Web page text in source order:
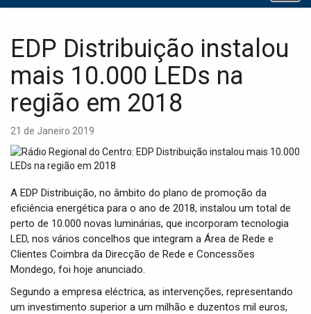
o
l
a
n
EDP Distribuição instalou
mais 10.000 LEDs na
região em 2018
21 de Janeiro 2019
A EDP Distribuição, no âmbito do plano de promoção da
eficiência energética para o ano de 2018, instalou um total de
perto de 10.000 novas luminárias, que incorporam tecnologia
LED, nos vários concelhos que integram a Área de Rede e
Clientes Coimbra da Direcção de Rede e Concessões
Mondego, foi hoje anunciado.
Segundo a empresa eléctrica, as intervenções, representando
um investimento superior a um milhão e duzentos mil euros,